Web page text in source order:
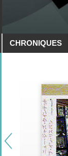
CHRONIQUES